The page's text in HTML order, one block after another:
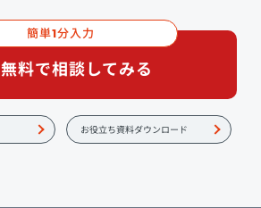
簡単1分入力
無料で相談してみる
お役立ち資料ダウンロード